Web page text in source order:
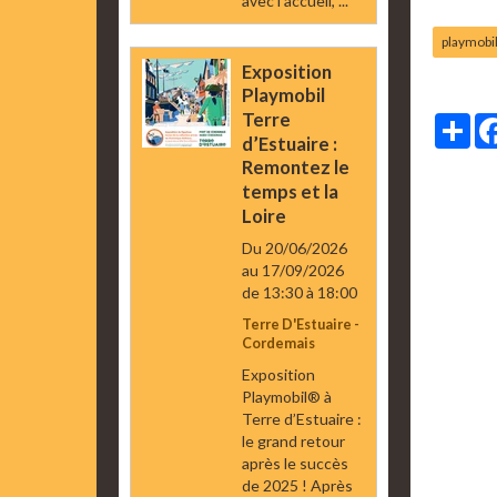
playmobil
Exposition
Playmobil
Terre
d’Estuaire :
Remontez le
temps et la
Loire
Du 20/06/2026
au 17/09/2026
de 13:30à 18:00
Terre D'Estuaire -
Cordemais
Exposition
Playmobil® à
Terre d’Estuaire :
le grand retour
après le succès
de 2025 ! Après